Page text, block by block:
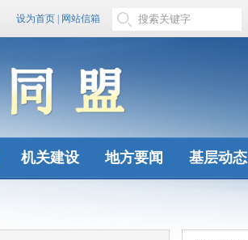
设为首页 网站信箱
机关建设 地方要闻 基层动态